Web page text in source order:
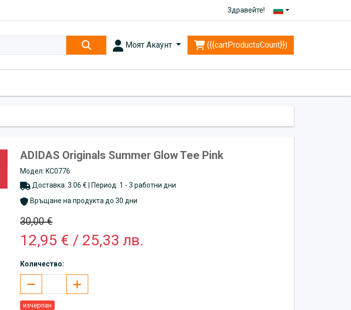
Здравейте!
Моят Акаунт ({{cartProductsCount}})
ADIDAS Originals Summer Glow Tee Pink
Модел: KC0776
Доставка: 3.06 € | Период: 1 - 3 работни дни
Връщане на продукта до 30 дни
30,00 €
12,95 € / 25,33 лв.
Количество:
изчерпан